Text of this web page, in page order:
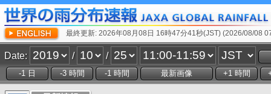
最終更新: 2026年08月08日 16時47分41秒(JST) (2026/08/08
Date: / /